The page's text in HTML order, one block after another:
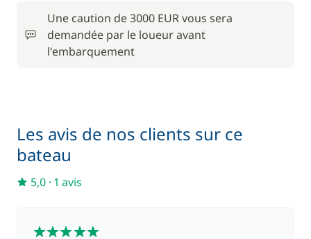
Forfait Nettoyage Retour
Matelas de pont
Pack Confort
Parking Voitures
Une caution de 3000 EUR vous sera
demandée par le loueur avant
l'embarquement
Les avis de nos clients sur ce
bateau
5,0 · 1 avis